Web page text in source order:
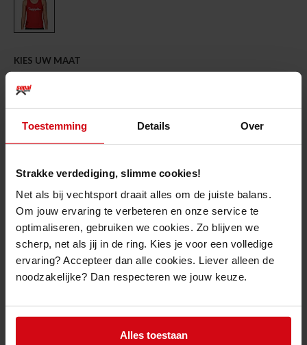
Toestemming Details Over
Strakke verdediging, slimme cookies!
Net als bij vechtsport draait alles om de juiste balans.
Om jouw ervaring te verbeteren en onze service te
optimaliseren, gebruiken we cookies. Zo blijven we
scherp, net als jij in de ring. Kies je voor een volledige
ervaring? Accepteer dan alle cookies. Liever alleen de
noodzakelijke? Dan respecteren we jouw keuze.
Alles toestaan
KIES UW MAAT
Small
Toevoegen
showroom
Voor 15u besteld?Dag erna geleverd
Snelle klantenservicevia WhatsApp of
Facebook Messenger
Gratis bezorgdvanaf € 50 *
Topfighter Ladies Pro Flex Tank Top